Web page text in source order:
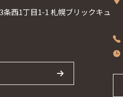
西1丁目1-1 札幌ブリックキュ